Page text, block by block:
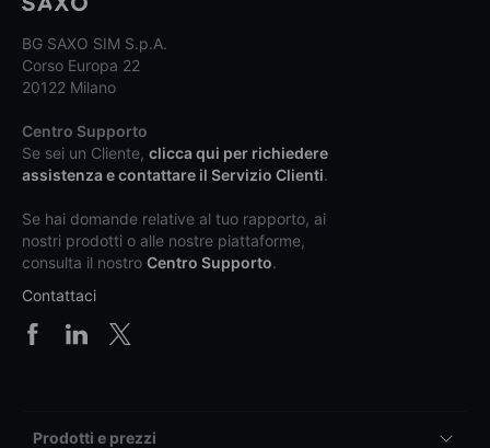
BG SAXO SIM S.p.A.
Corso Europa 22
20122 Milano
Centro Supporto
Se sei un Cliente, clicca qui per richiedere
assistenza e contattare il Servizio Clienti.
Se hai domande relative al tuo rapporto, ai
nostri prodotti o alle nostre piattaforme,
consulta il nostro Centro Supporto.
Contattaci
Prodotti e prezzi